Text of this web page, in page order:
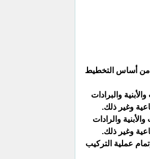
من أساس التخطيط
والبرادات
وغير ذلك.
والرادات
وغير ذلك.
عملية التركيب